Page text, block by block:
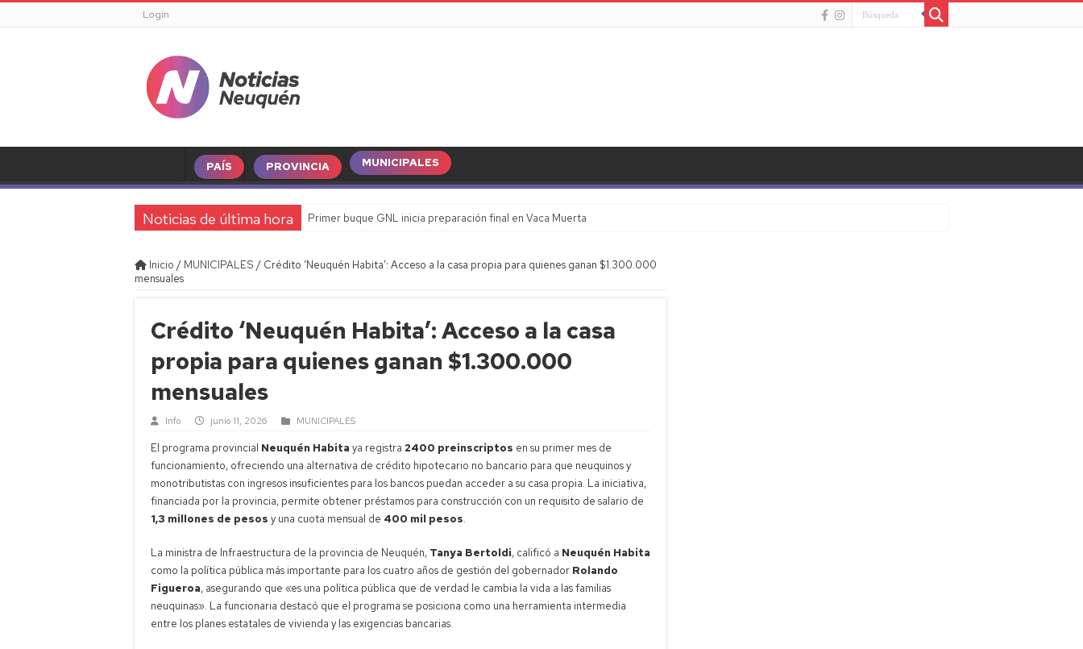
Login
PAÍS PROVINCIA MUNICIPALES
Noticias de última hora Primer buque GNL inicia preparación final en Vaca Muerta
Inicio / MUNICIPALES / Crédito ‘Neuquén Habita’: Acceso a la casa propia para quienes ganan $1.300.000
mensuales
Crédito ‘Neuquén Habita’: Acceso a la casa
propia para quienes ganan $1.300.000
mensuales
Info junio 11, 2026 MUNICIPALES
El programa provincial Neuquén Habita ya registra 2400 preinscriptos en su primer mes de
funcionamiento, ofreciendo una alternativa de crédito hipotecario no bancario para que neuquinos y
monotributistas con ingresos insuficientes para los bancos puedan acceder a su casa propia. La iniciativa,
financiada por la provincia, permite obtener préstamos para construcción con un requisito de salario de
1,3 millones de pesos y una cuota mensual de 400 mil pesos.
La ministra de Infraestructura de la provincia de Neuquén, Tanya Bertoldi, calificó a Neuquén Habita
como la política pública más importante para los cuatro años de gestión del gobernador Rolando
Figueroa, asegurando que «es una política pública que de verdad le cambia la vida a las familias
neuquinas». La funcionaria destacó que el programa se posiciona como una herramienta intermedia
entre los planes estatales de vivienda y las exigencias bancarias.